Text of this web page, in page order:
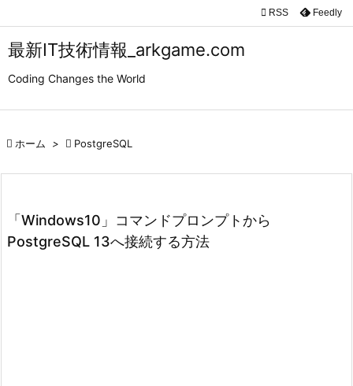
最新IT技術情報_arkgame.com
Coding Changes the World


 RSS Feedly
 ホーム >  PostgreSQL
「Windows10」コマンドプロンプトから
PostgreSQL 13へ接続する方法